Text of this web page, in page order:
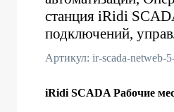
станция iRidi
подключений,
Артикул: ir-scada-netweb-
iRidi SCADA Рабочие